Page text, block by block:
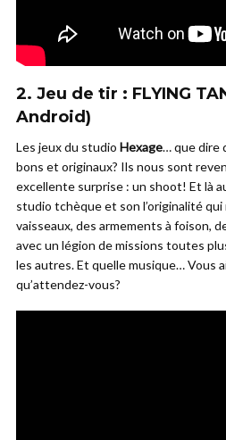
2. Jeu de tir : FLYING
Android)
Les jeux du studio Hexage… que dire
bons et originaux? Ils nous sont
excellente surprise : un shoot! Et là
studio tchèque et son l’originalité qui
vaisseaux, des armements à foison,
avec un légion de missions toutes
les autres. Et quelle musique… Vous
qu’attendez-vous?